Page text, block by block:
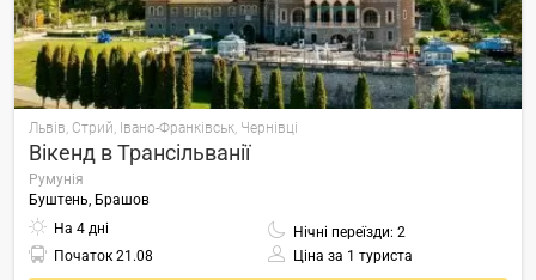
Львів, Стрий, Івано-Франківськ, Чернівці
Вікенд в Трансільванії
Румунія
Буштень, Брашов
На 4 дні
Нічні переїзди: 2
Початок 21.08 Ціна за 1 туриста